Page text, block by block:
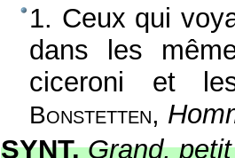
1. Ceux qui
dans les
ciceroni et
Bonstetten,
SYNT.Grand,